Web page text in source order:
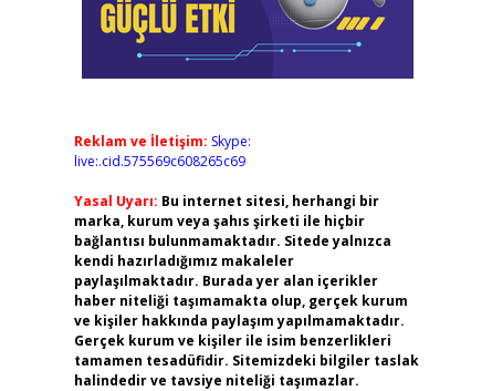
Reklam ve İletişim: Skype:
live:.cid.575569c608265c69
Yasal Uyarı: Bu internet sitesi, herhangi bir
marka, kurum veya şahıs şirketi ile hiçbir
bağlantısı bulunmamaktadır. Sitede yalnızca
kendi hazırladığımız makaleler
paylaşılmaktadır. Burada yer alan içerikler
haber niteliği taşımamakta olup, gerçek kurum
ve kişiler hakkında paylaşım yapılmamaktadır.
Gerçek kurum ve kişiler ile isim benzerlikleri
tamamen tesadüfidir. Sitemizdeki bilgiler taslak
halindedir ve tavsiye niteliği taşımazlar.